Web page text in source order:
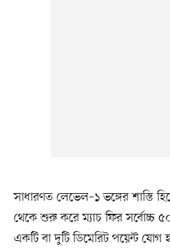
সাধারণত লেভেল–১ ভঙ্গের শাস্তি
থেকে শুরু করে ম্যাচ ফির সর্বোচ্চ
একটি বা দুটি ডিমেরিট পয়েন্ট যোগ